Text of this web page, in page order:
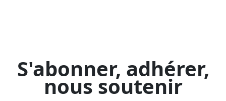
S'abonner, adhérer,
nous soutenir